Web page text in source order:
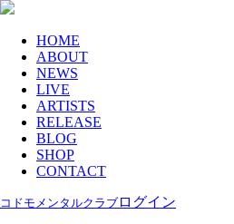
HOME
ABOUT
NEWS
LIVE
ARTISTS
RELEASE
BLOG
SHOP
CONTACT
コドモメンタルクラブ ログイン